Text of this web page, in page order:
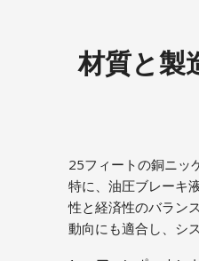
材質と製
25フィートの銅ニッ
特に、油圧ブレーキ
性と経済性のバラン
動向にも適合し、シ